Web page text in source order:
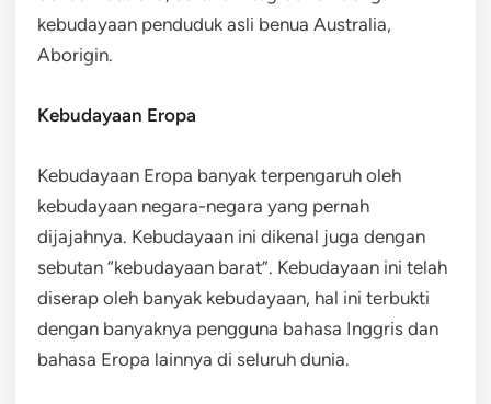
kebudayaan penduduk asli benua Australia,
Aborigin.
Kebudayaan Eropa
Kebudayaan Eropa banyak terpengaruh oleh
kebudayaan negara-negara yang pernah
dijajahnya. Kebudayaan ini dikenal juga dengan
sebutan “kebudayaan barat”. Kebudayaan ini telah
diserap oleh banyak kebudayaan, hal ini terbukti
dengan banyaknya pengguna bahasa Inggris dan
bahasa Eropa lainnya di seluruh dunia.